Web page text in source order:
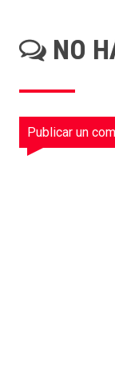
NO
Publicar un